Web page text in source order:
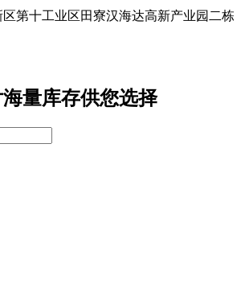
第十工业区田寮汉海达高新产业园二栋
量库存供您选择